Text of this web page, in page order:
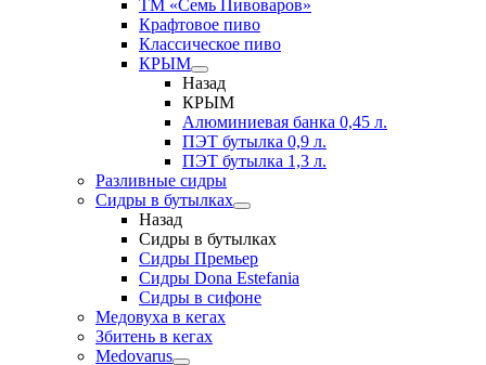
ТМ «Семь Пивоваров»
Крафтовое пиво
Классическое пиво
КРЫМ
Назад
КРЫМ
Алюминиевая банка 0,45 л.
ПЭТ бутылка 0,9 л.
ПЭТ бутылка 1,3 л.
Разливные сидры
Сидры в бутылках
Назад
Сидры в бутылках
Сидры Премьер
Сидры Dona Estefania
Сидры в сифоне
Медовуха в кегах
Збитень в кегах
Medovarus